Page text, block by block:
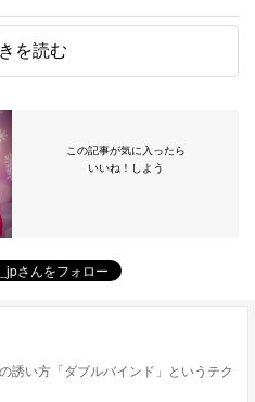
を読む
この記事が気に入ったら
いいね！しよう
誘い方「ダブルバインド」というテク